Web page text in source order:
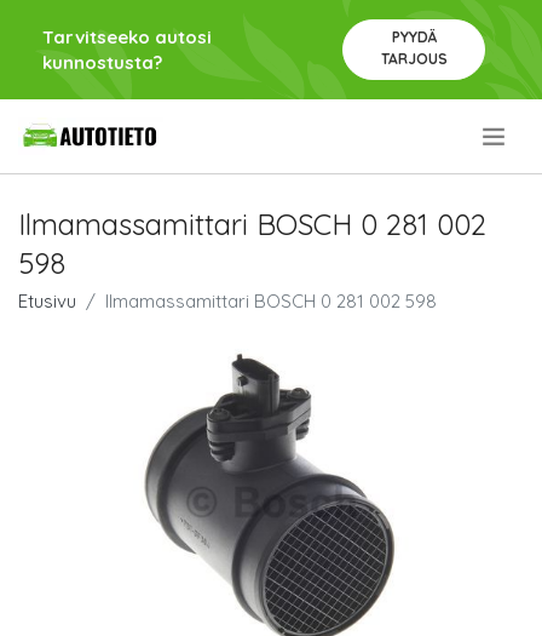
Tarvitseeko autosi
kunnostusta?
PYYDÄ
TARJOUS
Ilmamassamittari BOSCH 0 281 002
598
Etusivu Ilmamassamittari BOSCH 0 281 002 598